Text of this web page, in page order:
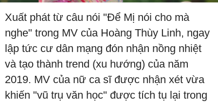
Xuất phát từ câu nói "Để Mị nói cho mà
nghe" trong MV của Hoàng Thùy Linh, ngay
lập tức cư dân mạng đón nhận nồng nhiệt
và tạo thành trend (xu hướng) của năm
2019. MV của nữ ca sĩ được nhận xét vừa
khiến "vũ trụ văn học" được tích tụ lại trong